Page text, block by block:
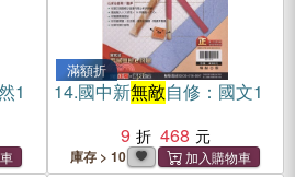
1
滿額折
14.國中新無敵自修：國文1
9
468
庫存 > 10